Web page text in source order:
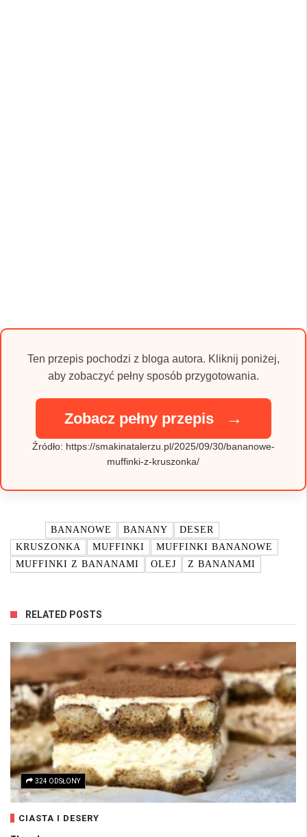
Ten przepis pochodzi z bloga autora. Kliknij poniżej,
aby zobaczyć pełny sposób przygotowania.
Zobacz pełny przepis →
Źródło: https://smakinatalerzu.pl/2025/09/30/bananowe-
muffinki-z-kruszonka/
BANANOWE BANANY
DESER
KRUSZONKA
MUFFINKI
MUFFINKI BANANOWE
MUFFINKI Z BANANAMI
OLEJ Z BANANAMI
RELATED POSTS
324 ODSŁONY
CIASTA I DESERY